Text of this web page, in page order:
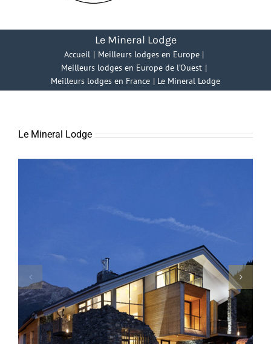
Le Mineral Lodge
Accueil
Meilleurs lodges en Europe
Meilleurs lodges en Europe de l’Ouest
Meilleurs lodges en France
Le Mineral Lodge
Le Mineral Lodge